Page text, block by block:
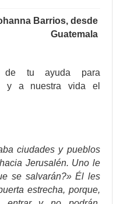
Barrios, desde
Guatemala
de tu ayuda para
y a nuestra vida el
ciudades y pueblos
Jerusalén. Uno le
se salvarán?» Él les
estrecha, porque,